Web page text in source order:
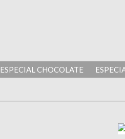
ESPECIAL CHOCOLATE